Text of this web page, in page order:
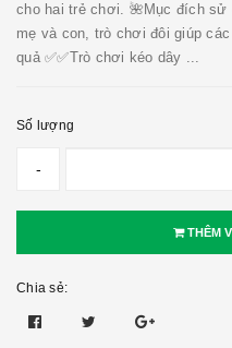
cho hai trẻ chơi. 🌺Mục đích
mẹ và con, trò chơi đôi giúp
quả ✅✅Trò chơi kéo dây ...
Số lượng
-
THÊM
Chia sẻ: